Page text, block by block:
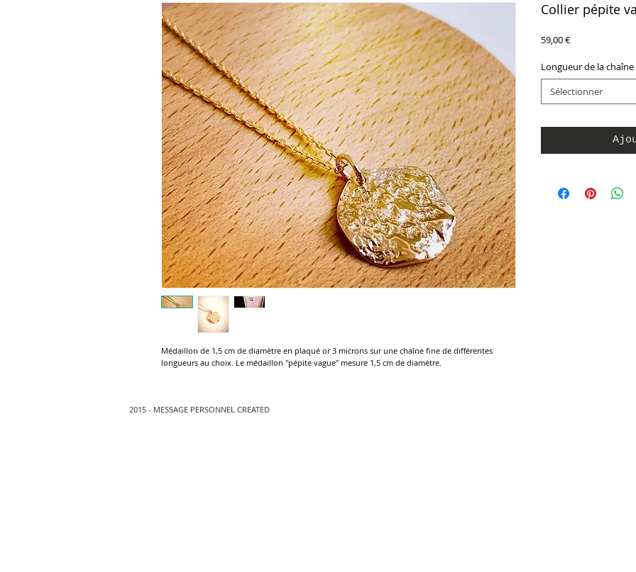
Médaillon de 1,5 cm de diamètre en plaqué or 3 microns sur une chaîne fine de différentes
longueurs au choix. Le médaillon "pépite vague" mesure 1,5 cm de diamètre.
Collier pépite
59,00 €Prix
Longueur de la chaîne
Sélectionner
2015 - MESSAGE PERSONNEL CREATED